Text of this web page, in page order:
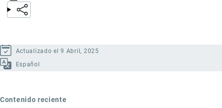
Actualizado el 9 Abril, 2025
Español
Contenido reciente